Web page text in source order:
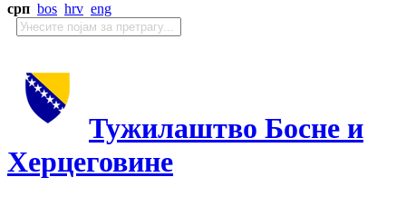
срп bos hrv eng
Тужилаштво Босне и
Херцеговине